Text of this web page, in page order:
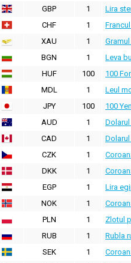
GBP
1 Lira
CHF
1
XAU
1
BGN
1 Leva
HUF
100 100
MDL
1 Leul
JPY
100 100
AUD
1
CAD
1
CZK
1
DKK
1
EGP
1 Lira
NOK
1
PLN
1 Zlotul
RUB
1 Rubla
SEK
1